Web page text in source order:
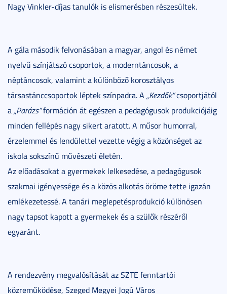
Nagy Vinkler-díjas tanulók is elismerésben részesültek.
A gála második felvonásában a magyar, angol és német
nyelvű színjátszó csoportok, a moderntáncosok, a
néptáncosok, valamint a különböző korosztályos
társastánccsoportok léptek színpadra. A „Kezdők”csoportjától
a„Parázs”formáción át egészen a pedagógusok produkciójáig
minden fellépés nagy sikert aratott. A műsor humorral,
érzelemmel és lendülettel vezette végig a közönséget az
iskola sokszínű művészeti életén.
Az előadásokat a gyermekek lelkesedése, a pedagógusok
szakmai igényessége és a közös alkotás öröme tette igazán
emlékezetessé. A tanári meglepetésprodukció különösen
nagy tapsot kapott a gyermekek és a szülők részéről
egyaránt.
A rendezvény megvalósítását az SZTE fenntartói
közreműködése, Szeged Megyei Jogú Város